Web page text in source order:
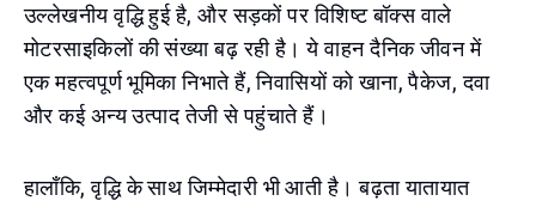
उल्लेखनीय वृद्धि हुई है, और सड़कों पर विशिष्ट बॉक्स वाले
मोटरसाइकिलों की संख्या बढ़ रही है। ये वाहन दैनिक जीवन में
एक महत्वपूर्ण भूमिका निभाते हैं, निवासियों को खाना, पैकेज, दवा
और कई अन्य उत्पाद तेजी से पहुंचाते हैं।
हालाँकि, वृद्धि के साथ जिम्मेदारी भी आती है। बढ़ता यातायात